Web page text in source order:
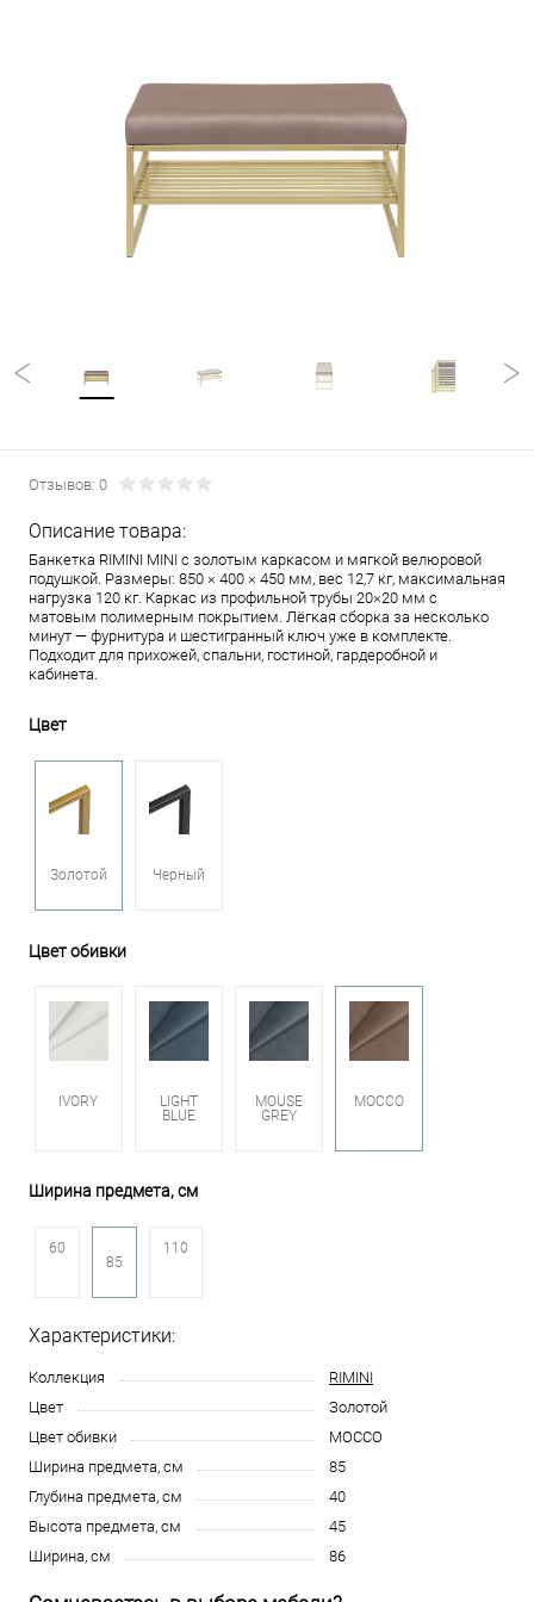
Отзывов: 0
Описание товара:
Банкетка RIMINI MINI с золотым каркасом и мягкой велюровой
подушкой. Размеры: 850 × 400 × 450 мм, вес 12,7 кг, максимальная
нагрузка 120 кг. Каркас из профильной трубы 20×20 мм с
матовым полимерным покрытием. Лёгкая сборка за несколько
минут — фурнитура и шестигранный ключ уже в комплекте.
Подходит для прихожей, спальни, гостиной, гардеробной и
кабинета.
Цвет
Золотой Черный
Цвет обивки
IVORY
LIGHT
BLUE
MOUSE
GREY
MOCCO
Ширина предмета, см
60
85
110
Характеристики:
Коллекция
RIMINI
Цвет
Золотой
Цвет обивки
MOCCO
Ширина предмета, см
85
Глубина предмета, см
40
Высота предмета, см
45
Ширина, см
86